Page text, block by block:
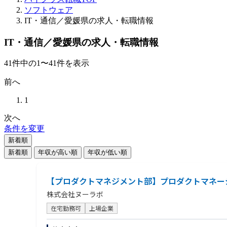
ソフトウェア
IT・通信／愛媛県の求人・転職情報
IT・通信／愛媛県の求人・転職情報
41件中の1〜41件を表示
前へ
1
次へ
条件を変更
新着順
新着順
年収が高い順 年収が低い順
【プロダクトマネジメント部】プロダクトマネ
株式会社ヌーラボ
在宅勤務可 上場企業